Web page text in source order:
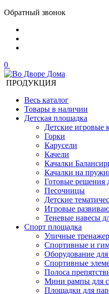
Обратный звонок
0
ПРОДУКЦИЯ
Весь каталог
Товары в наличии
Детская площадка
Детские игровые
Горки
Карусели
Качели
Качалки
Качалки на
Готовые решения
Песочницы
Детские
Игровые
Теневые навесы
Спорт площадка
Уличные
Спортивные и
Оборудование
Спортивные
Полоса
Мини рампы для
Площадки для